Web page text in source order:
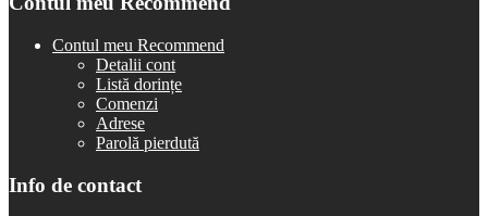
Contul meu Recommend
Detalii cont
Listă dorințe
Comenzi
Adrese
Parolă pierdută
Info de contact